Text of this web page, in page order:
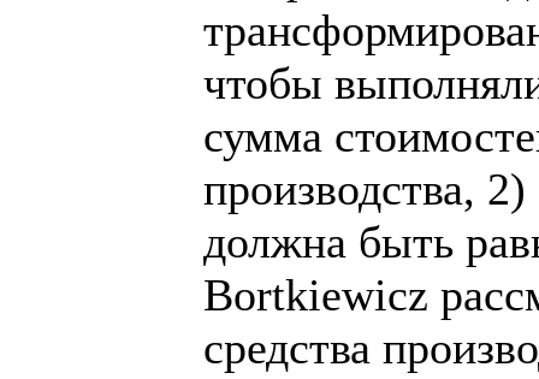
чтобы
сумма
производства,
должна быть
Bortkiewicz
средства